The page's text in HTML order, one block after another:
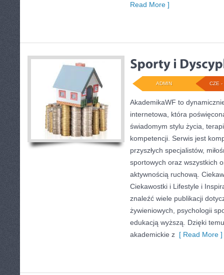
Read More ]
CZE -
ADMIN
AkademikaWF to
internetowa, która
świadomym stylu życia,
kompetencji. Serwis jest
przyszłych specjalistów,
sportowych oraz wszystkich
aktywnością ruchową.
Ciekawostki i Lifestyle i
znaleźć wiele publikacji
żywieniowych, psychologii
edukacją wyższą. Dzięki
akademickie z [ Read More ]